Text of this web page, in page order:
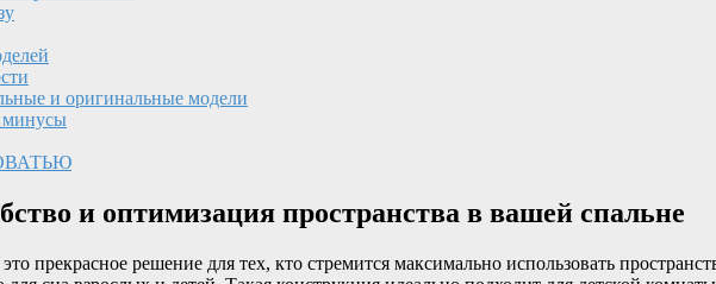
и оригинальные модели
минусы
и оптимизация пространства в вашей спальне
прекрасное решение для тех, кто стремится максимально использовать